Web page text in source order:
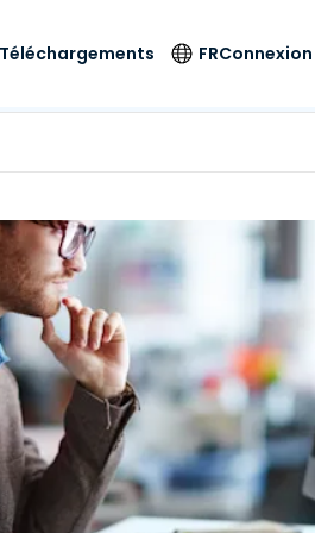
sur
Antivirus
Détection et
réponse sur les
terminaux
Accès et contrôle
Wi-Fi Foxpass
Espace de travail
sécurisé Zero Trust
Shield (Anti-
arnaque)
Divertissements
et secteur
& Design
comptabilité
Divertissements
secteurs
Téléchargements FR
Deutsch
Español
Français
Italiano
Nederlands
Português
简体中文
繁體中文
Connexion